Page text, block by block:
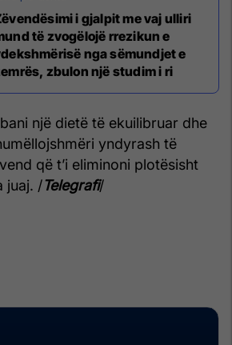
i gjalpit me vaj ulliri
të zvogëlojë rrezikun e
nga sëmundjet e
zbulon një studim i ri
një dietë të ekuilibruar dhe
yndyrash të
që t’i eliminoni plotësisht
juaj. /Telegrafi/